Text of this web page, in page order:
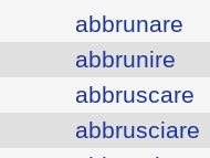
abbrunare
abbrunire
abbruscare
abbrusciare